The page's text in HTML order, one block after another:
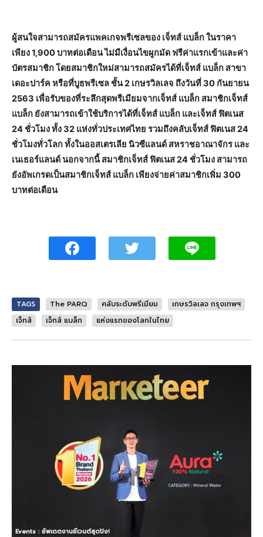
ผู้สนใจสามารถสมัครแพคเกจพรีเซลของ เจ็ทส์ แบล็ก ในราคา
เพียง 1,900 บาทต่อเดือน ไม่มีเงื่อนไขผูกมัด ฟรีค่าแรกเข้าและค่า
บัตรสมาชิก โดยสมาชิกใหม่สามารถสมัครได้ที่เจ็ทส์ แบล็ก สาขา
เดอะปาร์ค หรือที่บูธพรีเซล ชั้น 2 เกษรวิลเลจ ถึงวันที่ 30 กันยายน
2563 เพื่อรับของที่ระลึกสุดพรีเมียมจากเจ็ทส์ แบล็ก สมาชิกเจ็ทส์
แบล็ก ยังสามารถเข้าใช้บริการได้ที่เจ็ทส์ แบล็ก และเจ็ทส์ ฟิตเนส
24 ชั่วโมง ทั้ง 32 แห่งทั่วประเทศไทย รวมถึงคลับเจ็ทส์ ฟิตเนส 24
ชั่วโมงทั่วโลก ทั้งในออสเตรเลีย นิวซีแลนด์ สหราชอาณาจักร และ
เนเธอร์แลนด์ นอกจากนี้ สมาชิกเจ็ทส์ ฟิตเนส 24 ชั่วโมง สามารถ
ยังอัพเกรดเป็นสมาชิกเจ็ทส์ แบล็ก เพียงจ่ายค่าสมาชิกเพิ่ม 300
บาทต่อเดือน
TAGS The PARQ คลับระดับพรีเมียม
เกษรวิลเลจ กรุงเทพฯ
เจ็ทส์
เจ็ทส์ แบล็ก แห่งแรกของโลกในไทย
Events : อัพเดตงานอีเวนต์สุดปัง!